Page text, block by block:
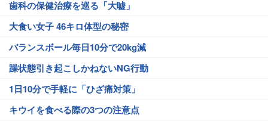
歯科の保健治療を巡る「大嘘」
大食い女子 46キロ体型の秘密
バランスボール毎日10分で20kg減
躁状態引き起こしかねないNG行動
1日10分で手軽に「ひざ痛対策」
キウイを食べる際の3つの注意点